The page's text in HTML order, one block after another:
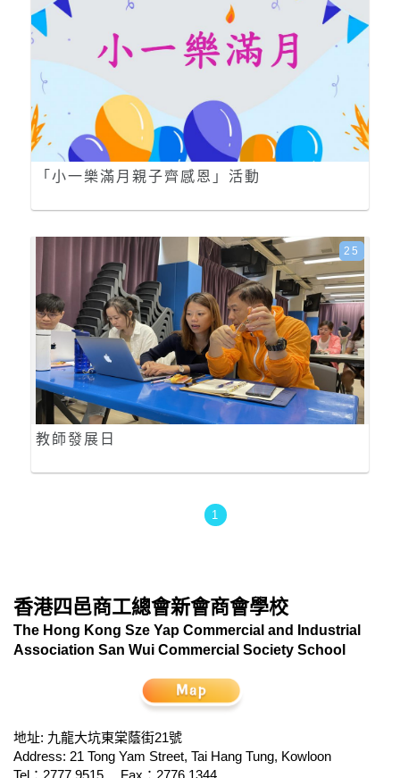
「小一樂滿月親子齊感恩」活動
教師發展日
25
1
香港四邑商工總會新會商會學校
The Hong Kong Sze Yap Commercial and Industrial
Association San Wui Commercial Society School
地址: 九龍大坑東棠蔭街21號
Address: 21 Tong Yam Street, Tai Hang Tung, Kowloon
Tel：2777 9515
Fax：2776 1344